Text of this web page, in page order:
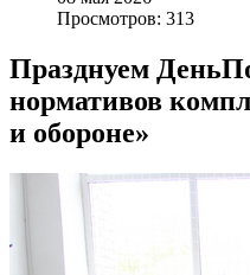
Просмотров: 313
Празднуем
нормативов
и обороне»